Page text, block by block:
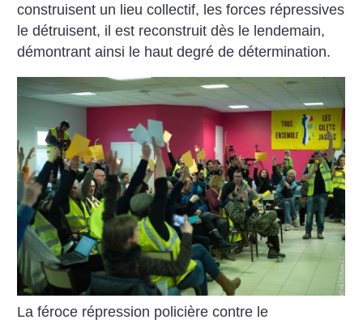
construisent un lieu collectif, les forces répressives
le détruisent, il est reconstruit dès le lendemain,
démontrant ainsi le haut degré de détermination.
La féroce répression policière contre le